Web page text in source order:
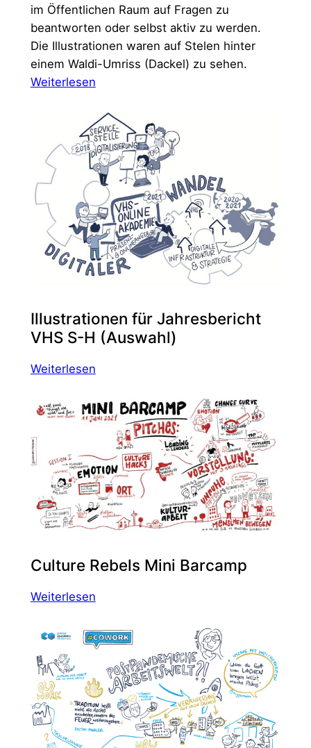
im Öffentlichen Raum auf Fragen zu
beantworten oder selbst aktiv zu werden.
Die Illustrationen waren auf Stelen hinter
einem Waldi-Umriss (Dackel) zu sehen.
Weiterlesen:
Illustrationen für Jahresbericht
VHS S-H (Auswahl)
Weiterlesen:
für
Jahresbericht
VHS
S-
H
(Auswahl)
Culture Rebels Mini Barcamp
Weiterlesen:
Rebels
Mini
Barcamp